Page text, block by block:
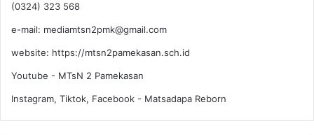
(0324) 323 568
e-mail: mediamtsn2pmk@gmail.com
website: https://mtsn2pamekasan.sch.id
Youtube - MTsN 2 Pamekasan
Instagram, Tiktok, Facebook - Matsadapa Reborn